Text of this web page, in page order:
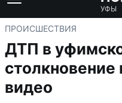
УФЫ
ПРОИСШЕСТВИЯ
ДТП в
видео